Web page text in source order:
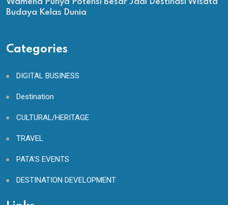
Wamena Punya Potensi Besar Jadi Destinasi Wisata
Budaya Kelas Dunia
Categories
DIGITAL BUSINESS
Destination
CULTURAL/HERITAGE
TRAVEL
PATA'S EVENTS
DESTINATION DEVELOPMENT